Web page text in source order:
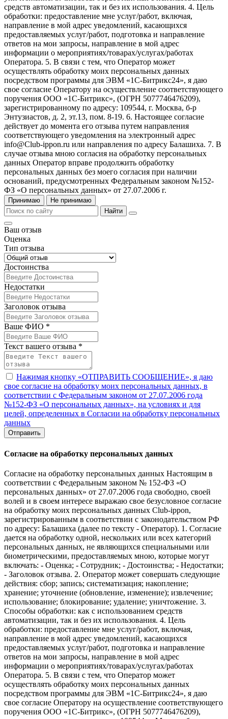
средств автоматизации, так и без их использования. 4. Цель
обработки: предоставление мне услуг/работ, включая,
направление в мой адрес уведомлений, касающихся
предоставляемых услуг/работ, подготовка и направление
ответов на мои запросы, направление в мой адрес
информации о мероприятиях/товарах/услугах/работах
Оператора. 5. В связи с тем, что Оператор может
осуществлять обработку моих персональных данных
посредством программы для ЭВМ «1С-Битрикс24», я даю
свое согласие Оператору на осуществление соответствующего
поручения ООО «1С-Битрикс», (ОГРН 5077746476209),
зарегистрированному по адресу: 109544, г. Москва, б-р
Энтузиастов, д. 2, эт.13, пом. 8-19. 6. Настоящее согласие
действует до момента его отзыва путем направления
соответствующего уведомления на электронный адрес
info@Club-ippon.ru или направления по адресу Балашиха. 7. В
случае отзыва мною согласия на обработку персональных
данных Оператор вправе продолжить обработку
персональных данных без моего согласия при наличии
оснований, предусмотренных Федеральным законом №152-
ФЗ «О персональных данных» от 27.07.2006 г.
Принимаю
Не принимаю
Найти
Ваш отзыв
Оценка
Тип отзыва
Достоинства
Недостатки
Заголовок отзыва
Ваше ФИО *
Текст вашего отзыва *
Нажимая кнопку «ОТПРАВИТЬ СООБЩЕНИЕ», я даю
свое согласие на обработку моих персональных данных, в
соответствии с Федеральным законом от 27.07.2006 года
№152-ФЗ «О персональных данных», на условиях и для
целей, определенных в Согласии на обработку персональных
данных
Отправить
Согласие на обработку персональных данных
Согласие на обработку персональных данных Настоящим в
соответствии с Федеральным законом № 152-ФЗ «О
персональных данных» от 27.07.2006 года свободно, своей
волей и в своем интересе выражаю свое безусловное согласие
на обработку моих персональных данных Club-ippon,
зарегистрированным в соответствии с законодательством РФ
по адресу: Балашиха (далее по тексту - Оператор). 1. Согласие
дается на обработку одной, нескольких или всех категорий
персональных данных, не являющихся специальными или
биометрическими, предоставляемых мною, которые могут
включать: - Оценка; - Сотрудник; - Достоинства; - Недостатки;
- Заголовок отзыва. 2. Оператор может совершать следующие
действия: сбор; запись; систематизация; накопление;
хранение; уточнение (обновление, изменение); извлечение;
использование; блокирование; удаление; уничтожение. 3.
Способы обработки: как с использованием средств
автоматизации, так и без их использования. 4. Цель
обработки: предоставление мне услуг/работ, включая,
направление в мой адрес уведомлений, касающихся
предоставляемых услуг/работ, подготовка и направление
ответов на мои запросы, направление в мой адрес
информации о мероприятиях/товарах/услугах/работах
Оператора. 5. В связи с тем, что Оператор может
осуществлять обработку моих персональных данных
посредством программы для ЭВМ «1С-Битрикс24», я даю
свое согласие Оператору на осуществление соответствующего
поручения ООО «1С-Битрикс», (ОГРН 5077746476209),